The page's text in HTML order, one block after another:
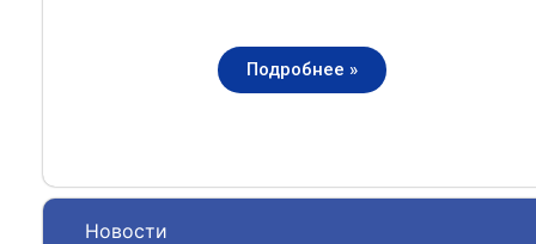
Новости
Подробнее »